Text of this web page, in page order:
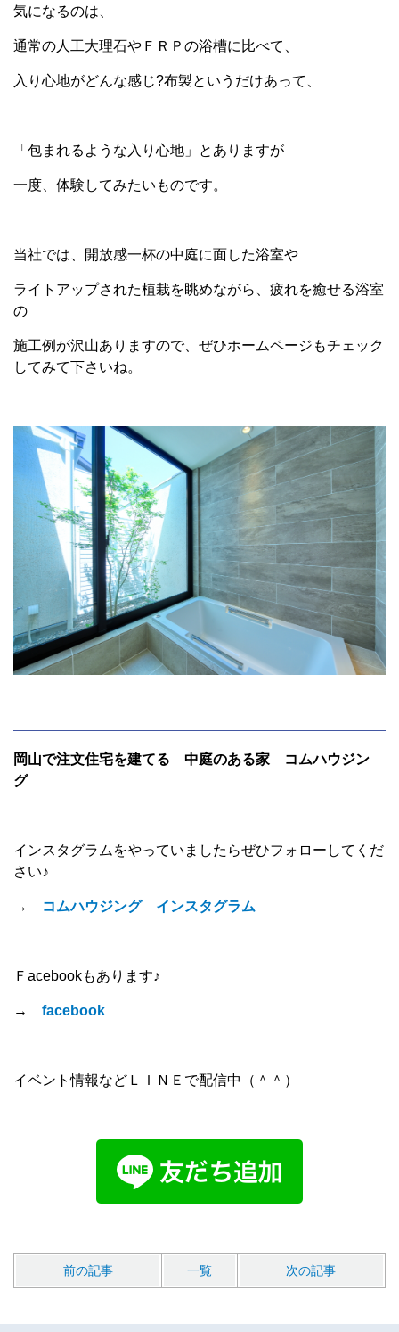
気になるのは、
通常の人工大理石やＦＲＰの浴槽に比べて、
入り心地がどんな感じ?布製というだけあって、
「包まれるような入り心地」とありますが
一度、体験してみたいものです。
当社では、開放感一杯の中庭に面した浴室や
ライトアップされた植栽を眺めながら、疲れを癒せる浴室
の
施工例が沢山ありますので、ぜひホームページもチェック
してみて下さいね。
岡山で注文住宅を建てる 中庭のある家 コムハウジン
グ
インスタグラムをやっていましたらぜひフォローしてくだ
さい♪
→ コムハウジング インスタグラム
Ｆacebookもあります♪
→ facebook
イベント情報などＬＩＮＥで配信中（＾＾）
前の記事 一覧 次の記事